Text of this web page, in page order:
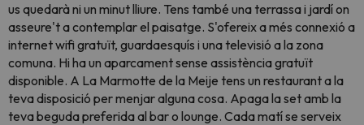
us quedarà ni un minut lliure. Tens també una terrassa i jardí on
asseure't a contemplar el paisatge. S'ofereix a més connexió a
internet wifi gratuït, guardaesquís i una televisió a la zona
comuna. Hi ha un aparcament sense assistència gratuït
disponible. A La Marmotte de la Meije tens un restaurant a la
teva disposició per menjar alguna cosa. Apaga la set amb la
teva beguda preferida al bar o lounge. Cada matí se serveix